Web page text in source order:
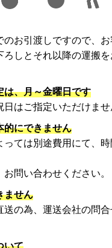
のお引渡しですので、
ろしとそれ以降の運搬を
は、月～金曜日です
はご指定いただけませ
的にできません
っては別途費用にて、時
問い合わせください。
ません
送の為、運送会社の問